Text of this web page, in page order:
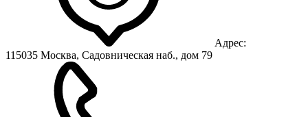
Адрес:
115035 Москва, Садовническая наб., дом 79